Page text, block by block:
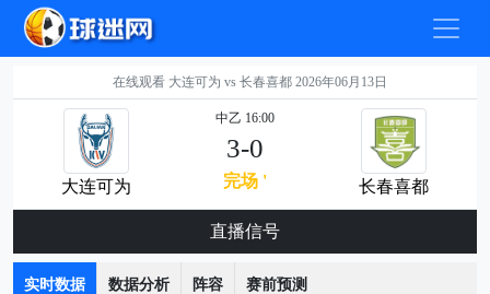
在线观看 大连可为 vs 长春喜都 2026年06月13日
大连可为
中乙 16:00
3-0
完场 ' 长春喜都
直播信号
实时数据 数据分析 阵容 赛前预测